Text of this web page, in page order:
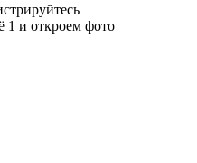
1 и откроем фото